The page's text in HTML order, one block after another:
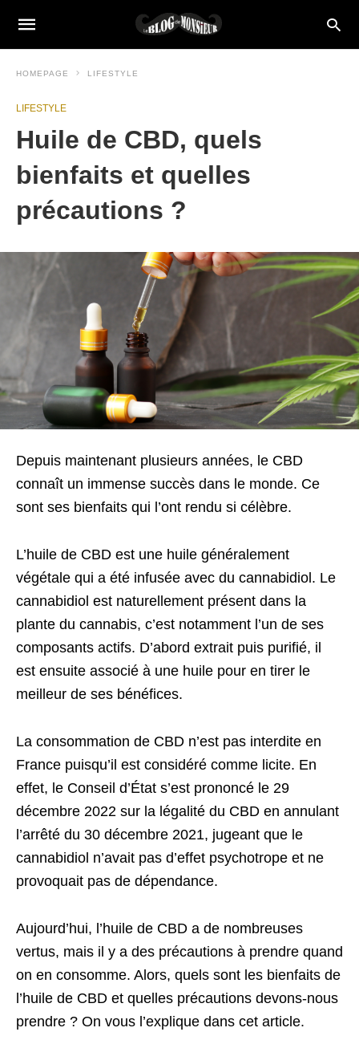
HOMEPAGE LIFESTYLE
LIFESTYLE
Huile de CBD, quels
bienfaits et quelles
précautions ?
Depuis maintenant plusieurs années, le CBD
connaît un immense succès dans le monde. Ce
sont ses bienfaits qui l’ont rendu si célèbre.
L’huile de CBD est une huile généralement
végétale qui a été infusée avec du cannabidiol. Le
cannabidiol est naturellement présent dans la
plante du cannabis, c’est notamment l’un de ses
composants actifs. D’abord extrait puis purifié, il
est ensuite associé à une huile pour en tirer le
meilleur de ses bénéfices.
La consommation de CBD n’est pas interdite en
France puisqu’il est considéré comme licite. En
effet, le Conseil d’État s’est prononcé le 29
décembre 2022 sur la légalité du CBD en annulant
l’arrêté du 30 décembre 2021, jugeant que le
cannabidiol n’avait pas d’effet psychotrope et ne
provoquait pas de dépendance.
Aujourd’hui, l’huile de CBD a de nombreuses
vertus, mais il y a des précautions à prendre quand
on en consomme. Alors, quels sont les bienfaits de
l’huile de CBD et quelles précautions devons-nous
prendre ? On vous l’explique dans cet article.